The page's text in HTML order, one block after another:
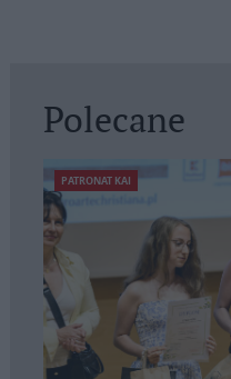
Polecane
PATRONAT KAI